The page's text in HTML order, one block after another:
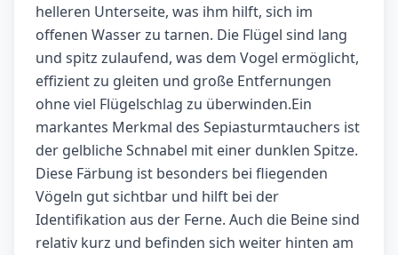
helleren Unterseite, was ihm hilft, sich im
offenen Wasser zu tarnen. Die Flügel sind lang
und spitz zulaufend, was dem Vogel ermöglicht,
effizient zu gleiten und große Entfernungen
ohne viel Flügelschlag zu überwinden.Ein
markantes Merkmal des Sepiasturmtauchers ist
der gelbliche Schnabel mit einer dunklen Spitze.
Diese Färbung ist besonders bei fliegenden
Vögeln gut sichtbar und hilft bei der
Identifikation aus der Ferne. Auch die Beine sind
relativ kurz und befinden sich weiter hinten am